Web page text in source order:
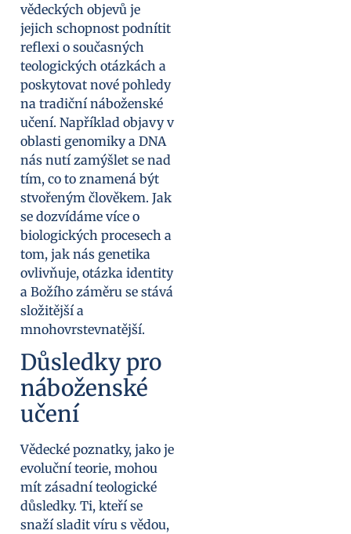
vědeckých objevů je
jejich schopnost podnítit
reflexi o současných
teologických otázkách a
poskytovat nové pohledy
na tradiční náboženské
učení. Například objavy v
oblasti genomiky a DNA
nás nutí zamýšlet se nad
tím, co to znamená být
stvořeným člověkem. Jak
se dozvídáme více o
biologických procesech a
tom, jak nás genetika
ovlivňuje, otázka identity
a Božího záměru se stává
složitější a
mnohovrstevnatější.
Důsledky pro
náboženské
učení
Vědecké poznatky, jako je
evoluční teorie, mohou
mít zásadní teologické
důsledky. Ti, kteří se
snaží sladit víru s vědou,